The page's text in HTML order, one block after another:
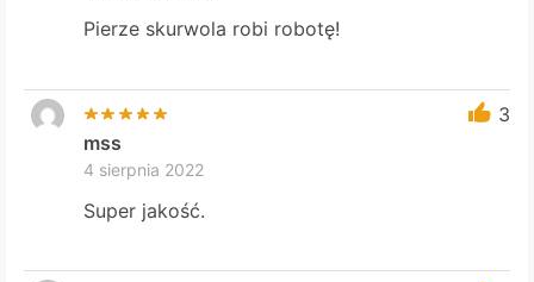
Pierze skurwola robi robotę!
3
mss
4 sierpnia 2022
Super jakość.